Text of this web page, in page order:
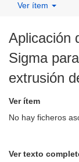
Ver ítem
Aplicación
Sigma
extrusión
Ver ítem
No hay ficheros
Ver texto